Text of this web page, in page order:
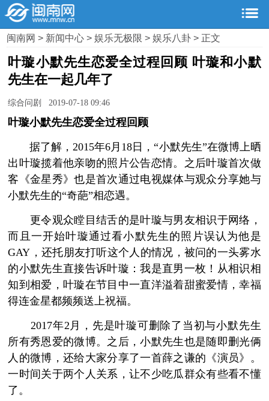
闽南网> 新闻中心>娱乐无极限>娱乐八卦> 正文
叶璇小默先生恋爱全过程回顾 叶璇和小默
先生在一起几年了
综合问剧 2019-07-18 09:46
叶璇小默先生恋爱全过程回顾
据了解，2015年6月18日，“小默先生”在微博上晒
出叶璇揽着他亲吻的照片公告恋情。之后叶璇首次做
客《金星秀》也是首次通过电视媒体与观众分享她与
小默先生的“奇葩”相恋遇。
更令观众瞠目结舌的是叶璇与男友相识于网络，
而且一开始叶璇通过看小默先生的照片误认为他是
GAY，还托朋友打听这个人的情况，被问的一头雾水
的小默先生直接告诉叶璇：我是直男一枚！从相识相
知到相爱，叶璇在节目中一直洋溢着甜蜜爱情，幸福
得连金星都频频送上祝福。
2017年2月，先是叶璇可删除了当初与小默先生
所有秀恩爱的微博。之后，小默先生也是随即删光俩
人的微博，还给大家分享了一首薛之谦的《演员》。
一时间关于两个人关系，让不少吃瓜群众有些看不懂
了。